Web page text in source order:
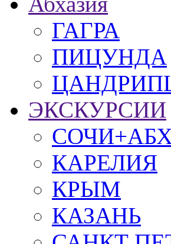
ГАГРА
ПИЦУНДА
ЭКСКУРСИИ
КАРЕЛИЯ
КРЫМ
КАЗАНЬ